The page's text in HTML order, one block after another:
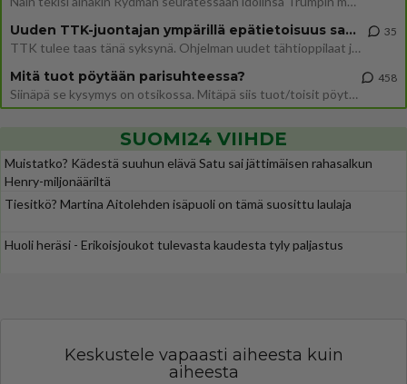
Uuden TTK-juontajan ympärillä epätietoisuus sakenee - Nyt MTV hämmentää soppaa
TTK tulee taas tänä syksynä. Ohjelman uudet tähtioppilaat julkistetaan torstaina 6. elokuuta klo 14 alkavassa lehdistö
35
Mitä tuot pöytään parisuhteessa?
Siinäpä se kysymys on otsikossa. Mitäpä siis tuot/toisit pöytään parisuhteessa? Oletko mies vai nainen? Koetko sen mitä
458
SUOMI24 VIIHDE
Muistatko? Kädestä suuhun elävä Satu sai jättimäisen rahasalkun
Henry-miljonääriltä
Tiesitkö? Martina Aitolehden isäpuoli on tämä suosittu laulaja
Huoli heräsi - Erikoisjoukot tulevasta kaudesta tyly paljastus
Keskustele vapaasti aiheesta kuin
aiheesta